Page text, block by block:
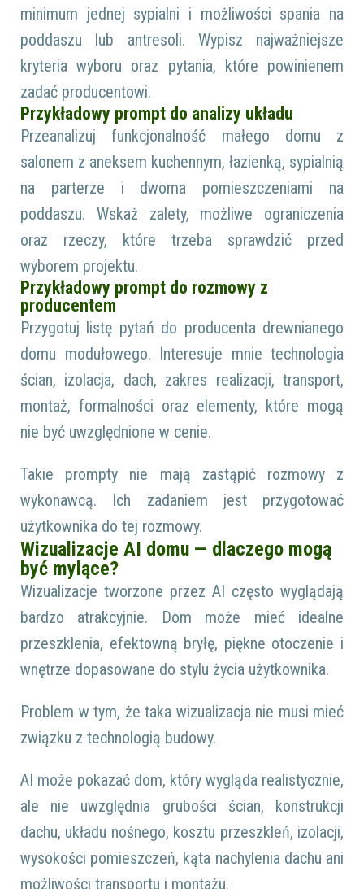
minimum jednej sypialni i możliwości spania na
poddaszu lub antresoli. Wypisz najważniejsze
kryteria wyboru oraz pytania, które powinienem
zadać producentowi.
Przykładowy prompt do analizy układu
Przeanalizuj funkcjonalność małego domu z
salonem z aneksem kuchennym, łazienką, sypialnią
na parterze i dwoma pomieszczeniami na
poddaszu. Wskaż zalety, możliwe ograniczenia
oraz rzeczy, które trzeba sprawdzić przed
wyborem projektu.
Przykładowy prompt do rozmowy z
producentem
Przygotuj listę pytań do producenta drewnianego
domu modułowego. Interesuje mnie technologia
ścian, izolacja, dach, zakres realizacji, transport,
montaż, formalności oraz elementy, które mogą
nie być uwzględnione w cenie.
Takie prompty nie mają zastąpić rozmowy z
wykonawcą. Ich zadaniem jest przygotować
użytkownika do tej rozmowy.
Wizualizacje AI domu — dlaczego mogą
być mylące?
Wizualizacje tworzone przez AI często wyglądają
bardzo atrakcyjnie. Dom może mieć idealne
przeszklenia, efektowną bryłę, piękne otoczenie i
wnętrze dopasowane do stylu życia użytkownika.
Problem w tym, że taka wizualizacja nie musi mieć
związku z technologią budowy.
AI może pokazać dom, który wygląda realistycznie,
ale nie uwzględnia grubości ścian, konstrukcji
dachu, układu nośnego, kosztu przeszkleń, izolacji,
wysokości pomieszczeń, kąta nachylenia dachu ani
możliwości transportu i montażu.